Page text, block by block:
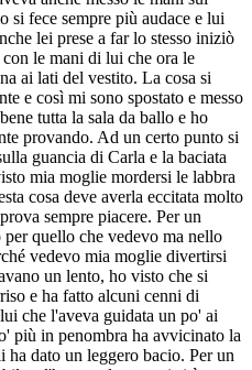
si fece sempre più audace e lui
lei prese a far lo stesso iniziò
le mani di lui che ora le
ai lati del vestito. La cosa si
e così mi sono spostato e messo
tutta la sala da ballo e ho
provando. Ad un certo punto si
guancia di Carla e la baciata
mia moglie mordersi le labbra
cosa deve averla eccitata molto
sempre piacere. Per un
quello che vedevo ma nello
vedevo mia moglie divertirsi
un lento, ho visto che si
e ha fatto alcuni cenni di
che l'aveva guidata un po' ai
più in penombra ha avvicinato la
ha dato un leggero bacio. Per un